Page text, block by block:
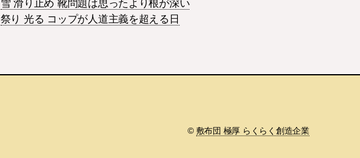
雪 滑り止め 靴問題は思ったより根が深い
祭り 光る コップが人道主義を超える日
© 敷布団 極厚 らくらく創造企業